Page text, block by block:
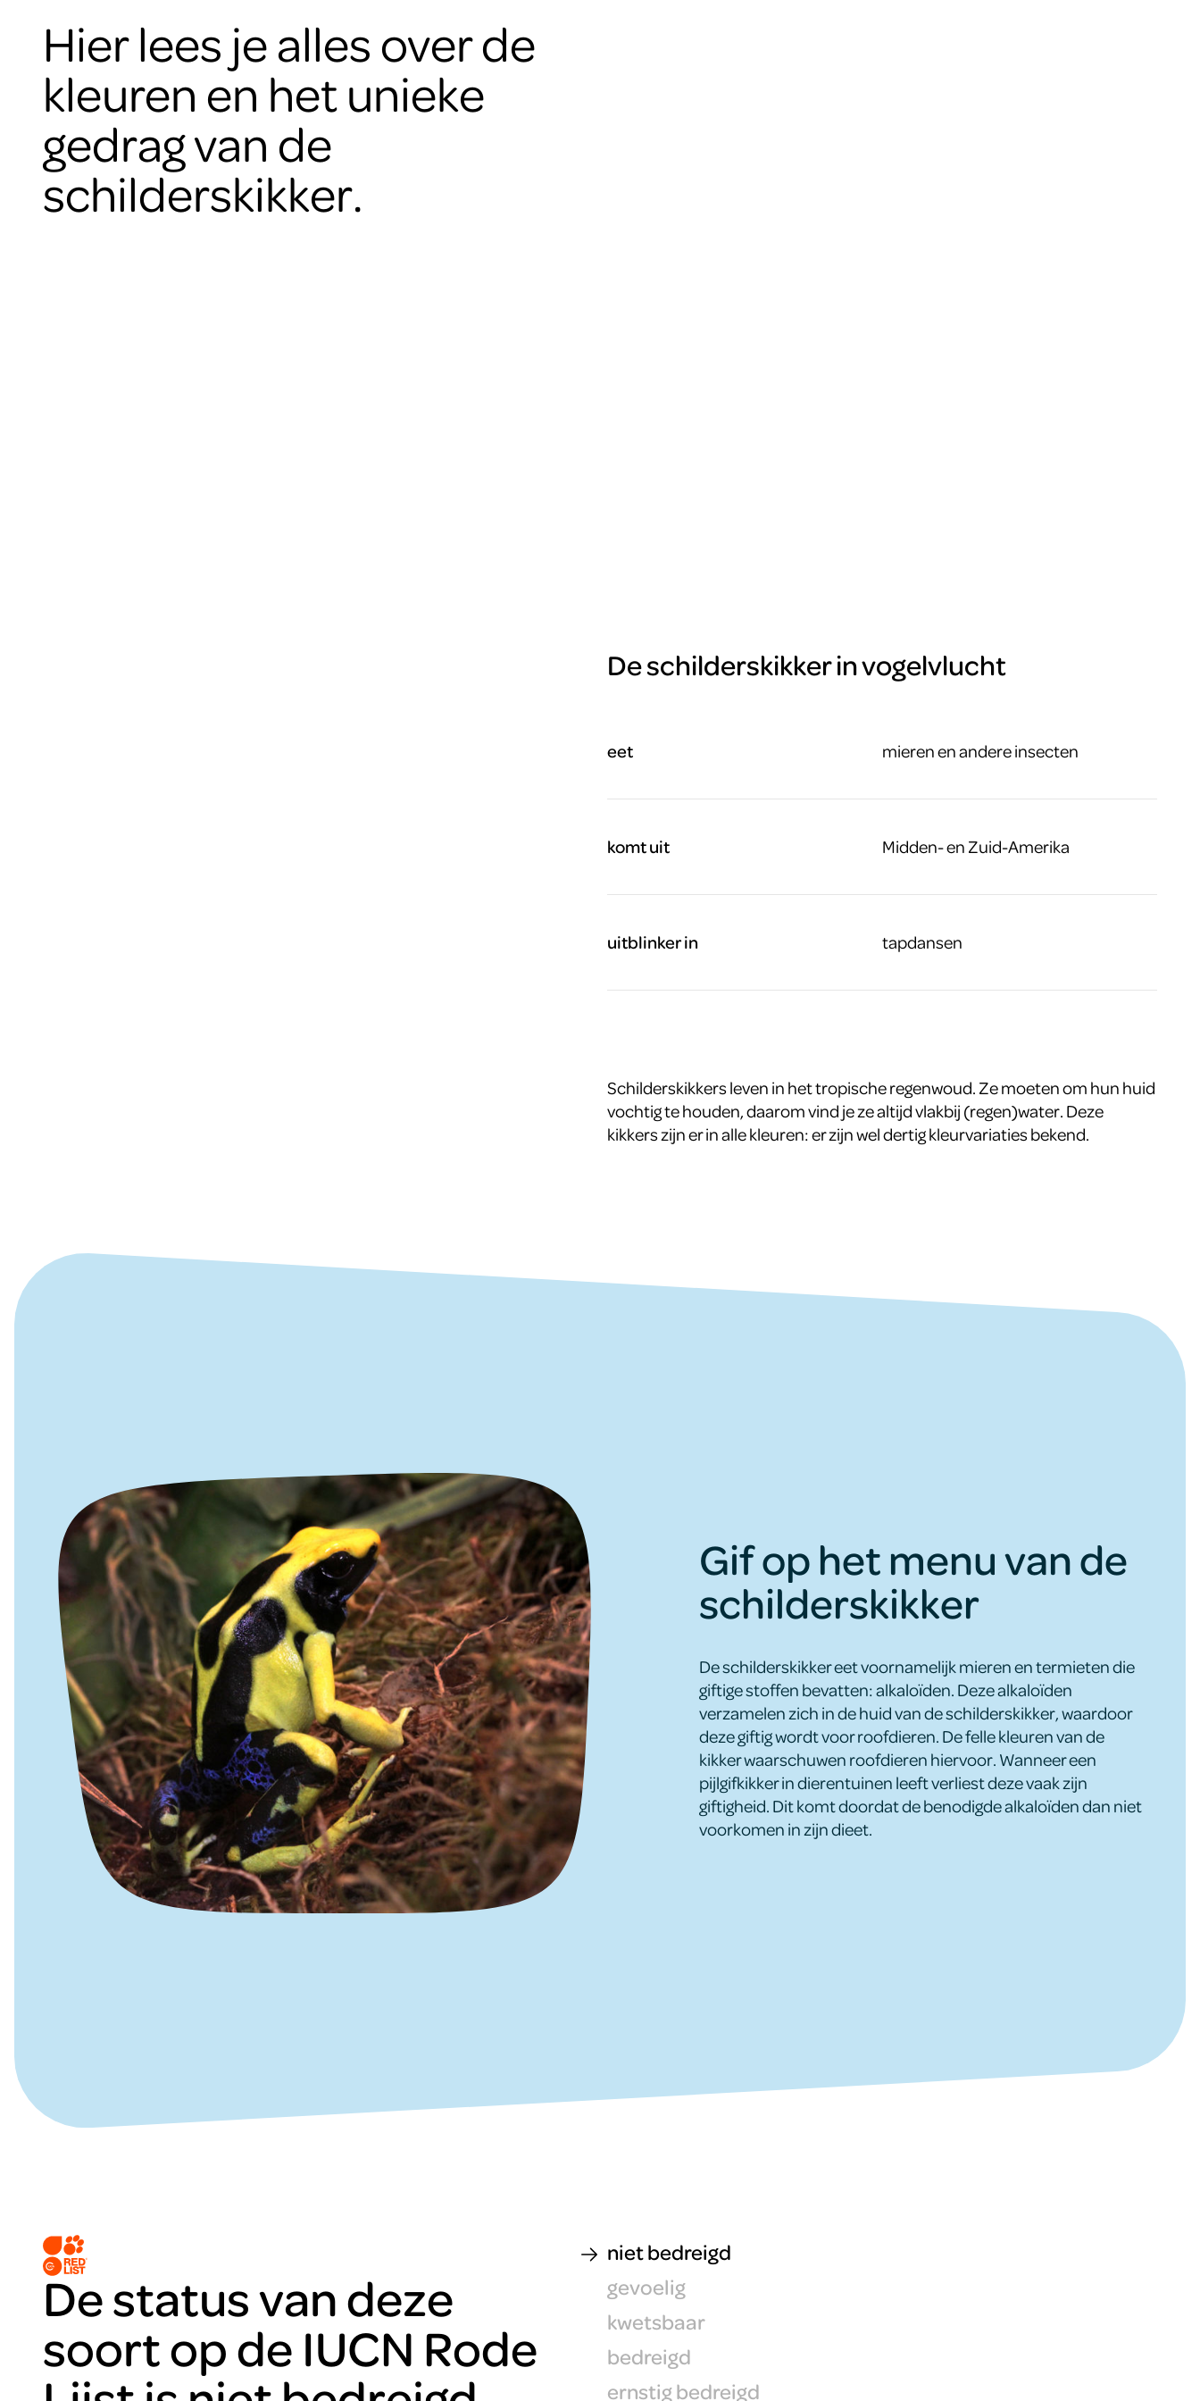
Hier lees je alles over de
kleuren en het unieke
gedrag van de
schilderskikker.
De schilderskikker in vogelvlucht
eet mieren en andere insecten
komt uit Midden- en Zuid-Amerika
uitblinker in tapdansen
Schilderskikkers leven in het tropische regenwoud. Ze moeten om hun huid
vochtig te houden, daarom vind je ze altijd vlakbij (regen)water. Deze
kikkers zijn er in alle kleuren: er zijn wel dertig kleurvariaties bekend.
Gif op het menu van de
schilderskikker
De schilderskikker eet voornamelijk mieren en termieten die
giftige stoffen bevatten: alkaloïden. Deze alkaloïden
verzamelen zich in de huid van de schilderskikker, waardoor
deze giftig wordt voor roofdieren. De felle kleuren van de
kikker waarschuwen roofdieren hiervoor. Wanneer een
pijlgifkikker in dierentuinen leeft verliest deze vaak zijn
giftigheid. Dit komt doordat de benodigde alkaloïden dan niet
voorkomen in zijn dieet.
De status van deze
soort op de IUCN Rode
niet bedreigd
gevoelig
kwetsbaar
bedreigd
ernstig bedreigd